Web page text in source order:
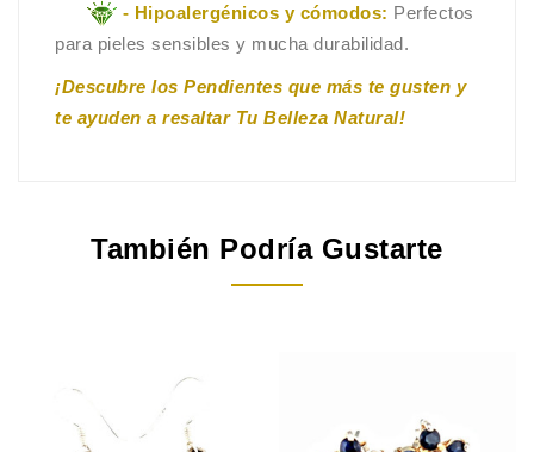
- Hipoalergénicos y cómodos: Perfectos
para pieles sensibles y mucha durabilidad.
¡Descubre los Pendientes que más te gusten y
te ayuden a resaltar Tu Belleza Natural!
También Podría Gustarte